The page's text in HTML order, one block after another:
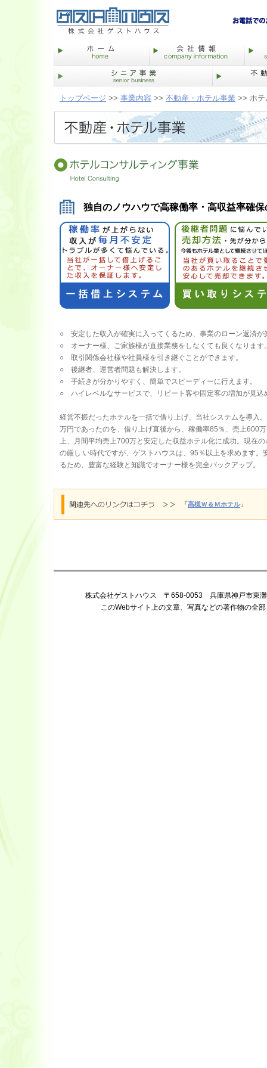
トップページ >> 事業内容 >> 不動産・ホテル事業 >> ホテ
独自のノウハウで高稼働率・高収益率確
○ 安定した収入が確実に入ってくるため、事業のローン返済が
○ オーナー様、ご家族様が直接業務をしなくても良くなります
○ 取引関係会社様や社員様を引き継ぐことができます。
○ 後継者、運営者問題も解決します。
○ 手続きが分かりやすく、簡単でスピーディーに行えます。
○ ハイレベルなサービスで、リピート客や固定客の増加が見込
経営不振だったホテルを一括で借り上げ、当社システムを導入
万円であったのを、借り上げ直後から、稼働率85％、売上600
上、月間平均売上700万と安定した収益ホテル化に成功。現在
の厳し い時代ですが、ゲストハウスは、95％以上を求めます
るため、豊富な経験と知識でオーナー様を完全バックアップ。
「高槻Ｗ＆Ｍホテル」
株式会社ゲストハウス 〒658-0053 兵庫県神戸市東
このWebサイト上の文章、写真などの著作物の全